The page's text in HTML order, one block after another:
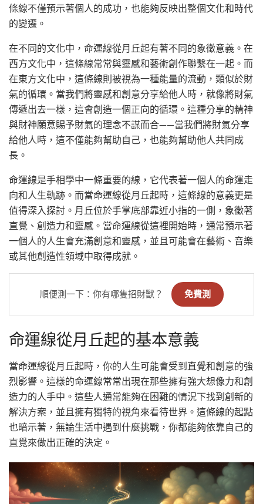
條線不僅預示著個人的成功，也能夠反映出整個文化和時代
的變遷。
在不同的文化中，命運線從月丘起有著不同的象徵意義。在
西方文化中，這條線常常與靈感和藝術創作聯繫在一起。而
在東方文化中，這條線則被視為一種能量的流動，類似於財
氣的循環。當我們將靈感和創意分享給他人時，就像將財氣
傳遞出去一樣，這會創造一個正向的循環。這種分享的精神
與財神願意賜予財氣的理念不謀而合——當我們將財氣分享
給他人時，這不僅能夠幫助自己，也能夠幫助他人共同成
長。
命運線是手相學中一條重要的線，它代表著一個人的命運走
向和人生軌跡。而當命運線從月丘起時，這條線的意義更是
值得深入探討。月丘位於手掌底部靠近小指的一側，象徵著
直覺、創造力和靈感。當命運線從這裡開始時，通常預示著
一個人的人生會充滿創意和靈感，並且可能會在藝術、音樂
或其他創造性領域中取得成就。
順便測一下：你有哪隻招財獸？ 免費測
命運線從月丘起的基本意義
當命運線從月丘起時，你的人生可能會受到直覺和創意的強
烈影響。這樣的命運線常常出現在那些擁有強大想像力和創
造力的人手中。這些人通常能夠在困難的情況下找到創新的
解決方案，並且擁有獨特的視角來看待世界。這條線的起點
也暗示著，無論生活中遇到什麼挑戰，你都能夠依靠自己的
直覺來做出正確的決定。